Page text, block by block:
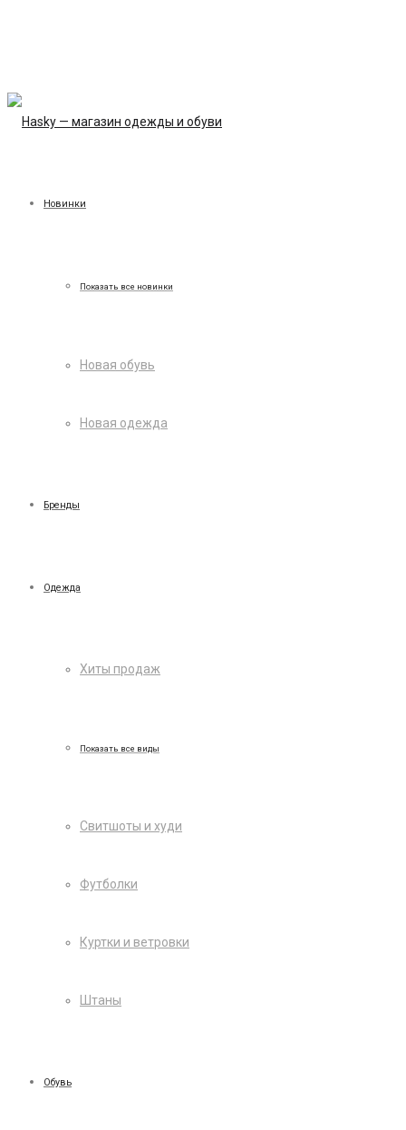
Новинки
Показать все новинки
Новая обувь
Новая одежда
Бренды
Одежда
Хиты продаж
Показать все виды
Свитшоты и худи
Футболки
Куртки и ветровки
Штаны
Обувь